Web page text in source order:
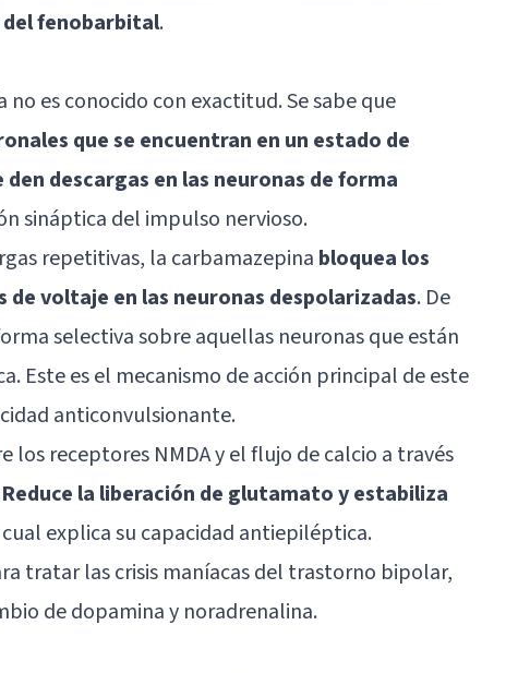
fenobarbital.
es conocido con exactitud. Se sabe que
que se encuentran en un estado de
descargas en las neuronas de forma
sináptica del impulso nervioso.
repetitivas, la carbamazepina bloquea los
de voltaje en las neuronas despolarizadas. De
selectiva sobre aquellas neuronas que están
Este es el mecanismo de acción principal de este
anticonvulsionante.
los receptores NMDA y el flujo de calcio a través
Reduce la liberación de glutamato y estabiliza
explica su capacidad antiepiléptica.
tratar las crisis maníacas del trastorno bipolar,
dedopaminay noradrenalina.